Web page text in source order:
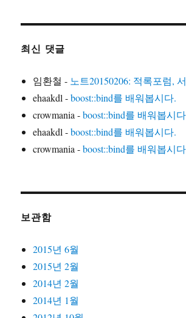
최신 댓글
임환철 - 노트20150206: 적록포럼,
ehaakdl-boost::bind를 배워봅시다.
crowmania-boost::bind를 배워봅시
ehaakdl-boost::bind를 배워봅시다.
crowmania-boost::bind를 배워봅시
보관함
2015년 6월
2015년 2월
2014년 2월
2014년 1월